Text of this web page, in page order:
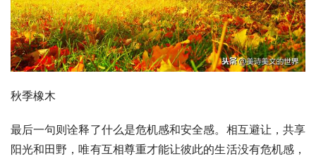
秋季橡木
最后一句则诠释了什么是危机感和安全感。相互避让，共享
阳光和田野，唯有互相尊重才能让彼此的生活没有危机感，